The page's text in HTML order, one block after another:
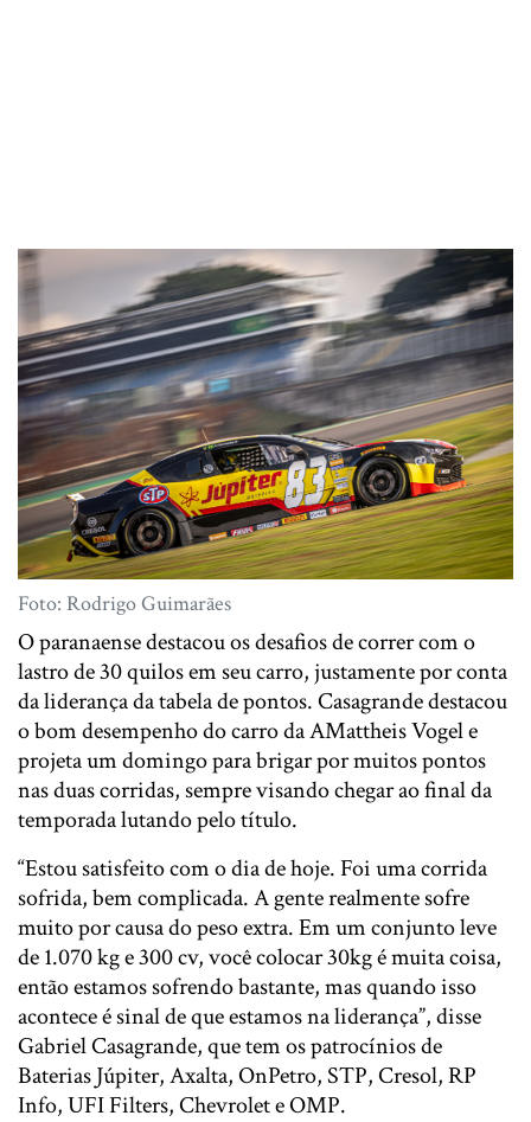
Foto: Rodrigo Guimarães
O paranaense destacou os desafios de correr com o
lastro de 30 quilos em seu carro, justamente por conta
da liderança da tabela de pontos. Casagrande destacou
o bom desempenho do carro da AMattheis Vogel e
projeta um domingo para brigar por muitos pontos
nas duas corridas, sempre visando chegar ao final da
temporada lutando pelo título.
“Estou satisfeito com o dia de hoje. Foi uma corrida
sofrida, bem complicada. A gente realmente sofre
muito por causa do peso extra. Em um conjunto leve
de 1.070 kg e 300 cv, você colocar 30kg é muita coisa,
então estamos sofrendo bastante, mas quando isso
acontece é sinal de que estamos na liderança”, disse
Gabriel Casagrande, que tem os patrocínios de
Baterias Júpiter, Axalta, OnPetro, STP, Cresol, RP
Info, UFI Filters, Chevrolet e OMP.